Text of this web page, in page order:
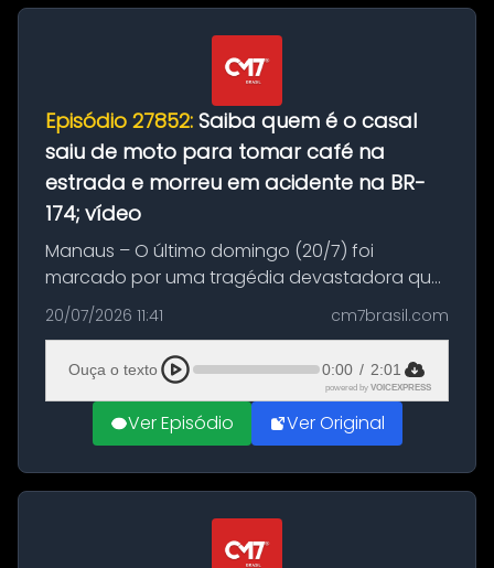
Episódio 27852: Saiba quem é o casal
saiu de moto para tomar café na
estrada e morreu em acidente na BR-
174; vídeo
Manaus – O último domingo (20/7) foi
marcado por uma tragédia devastadora que
resultou na morte precoce de dois jovens na
BR-174, na zona rural de Manaus. Um passeio
com destino a um típico café regio...
20/07/2026 11:41 cm7brasil.com
Ouça o texto 0:00 / 2:01
powered by VOICEXPRESS
Ver Episódio Ver Original